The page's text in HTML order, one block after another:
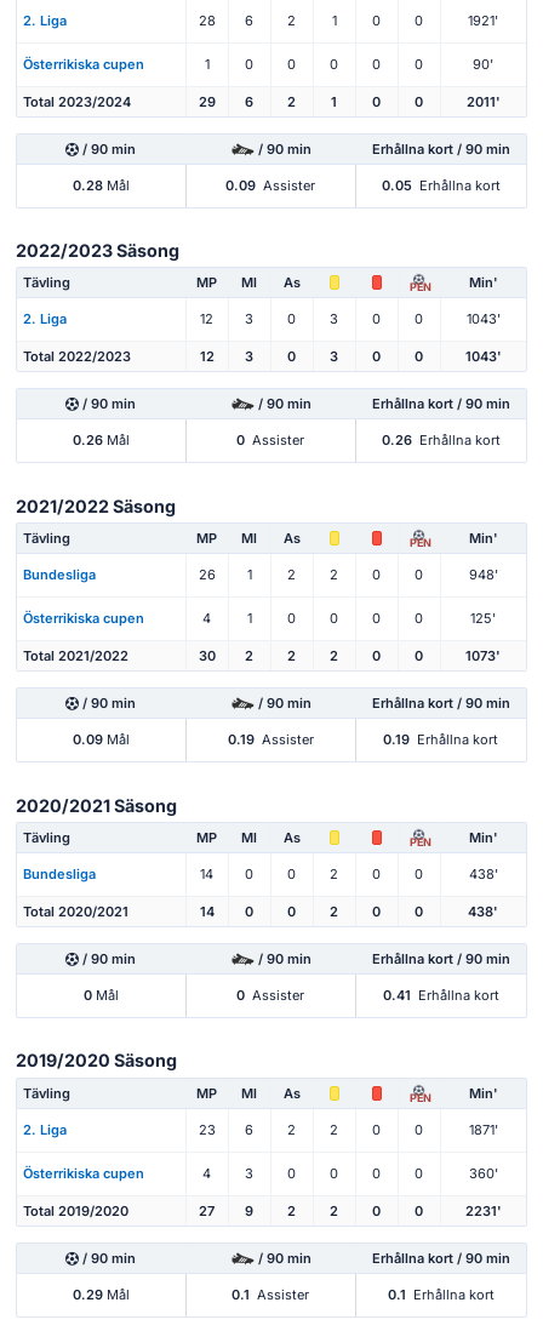
2. Liga 28 6 2 1 0 0 1921'
Österrikiska cupen 1 0 0 0 0 0 90'
Total 2023/2024 29 6 2 1 0 0 2011'
/ 90 min / 90 min Erhållna kort / 90 min
0.28Mål 0.09 Assister 0.05 Erhållna kort
2022/2023 Säsong
Tävling MP Ml As PEN Min'
2. Liga 12 3 0 3 0 0 1043'
Total 2022/2023 12 3 0 3 0 0 1043'
/ 90 min / 90 min Erhållna kort / 90 min
0.26Mål 0 Assister 0.26 Erhållna kort
2021/2022 Säsong
Tävling MP Ml As PEN Min'
Bundesliga 26 1 2 2 0 0 948'
Österrikiska cupen 4 1 0 0 0 0 125'
Total 2021/2022 30 2 2 2 0 0 1073'
/ 90 min / 90 min Erhållna kort / 90 min
0.09Mål 0.19 Assister 0.19 Erhållna kort
2020/2021 Säsong
Tävling MP Ml As PEN Min'
Bundesliga 14 0 0 2 0 0 438'
Total 2020/2021 14 0 0 2 0 0 438'
/ 90 min / 90 min Erhållna kort / 90 min
0Mål 0 Assister 0.41 Erhållna kort
2019/2020 Säsong
Tävling MP Ml As PEN Min'
2. Liga 23 6 2 2 0 0 1871'
Österrikiska cupen 4 3 0 0 0 0 360'
Total 2019/2020 27 9 2 2 0 0 2231'
/ 90 min / 90 min Erhållna kort / 90 min
0.29Mål 0.1 Assister 0.1 Erhållna kort